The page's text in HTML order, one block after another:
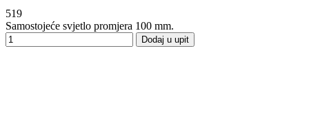
519
Samostojeće svjetlo promjera 100 mm.
Dodaj u upit